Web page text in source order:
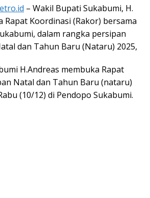
– Wakil Bupati Sukabumi, H.
Rapat Koordinasi (Rakor) bersama
dalam rangka persipan
dan Tahun Baru (Nataru) 2025,
H.Andreas membuka Rapat
Natal dan Tahun Baru (nataru)
(10/12) di Pendopo Sukabumi.